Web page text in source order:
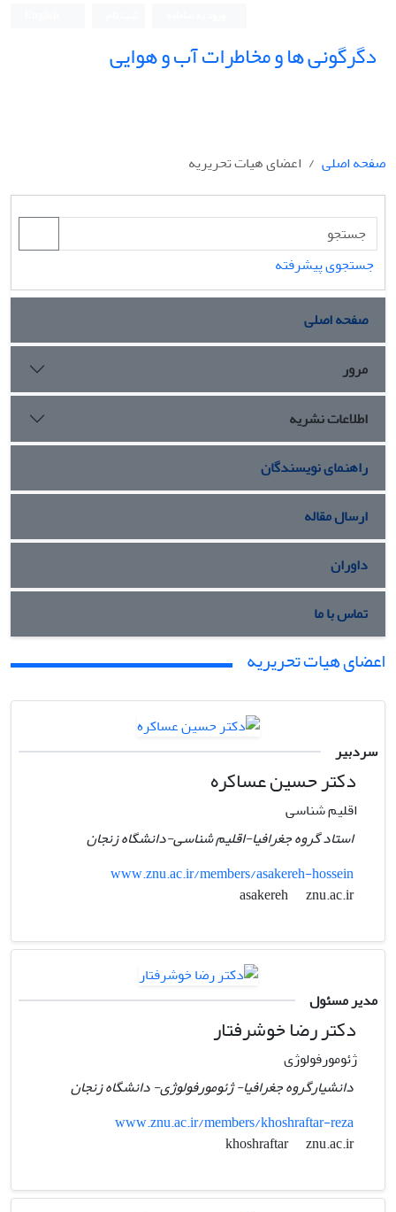
دگرگونی ها و مخاطرات آب و هوایی
صفحه اصلی اعضای هیات تحریریه
جستجوی پیشرفته
صفحه اصلی
مرور
اطلاعات نشریه
راهنمای نویسندگان
ارسال مقاله
داوران
تماس با ما
اعضای هیات تحریریه
سردبیر
دکتر حسین عساکره
اقلیم شناسی
استاد گروه جغرافیا-اقلیم شناسی-دانشگاه زنجان
www.znu.ac.ir/members/asakereh-hossein
asakereh
znu.ac.ir
مدیر مسئول
دکتر رضا خوشرفتار
ژئومورفولوژی
دانشیارگروه جغرافیا- ژئومورفولوژی- دانشگاه زنجان
www.znu.ac.ir/members/khoshraftar-reza
khoshraftar
znu.ac.ir